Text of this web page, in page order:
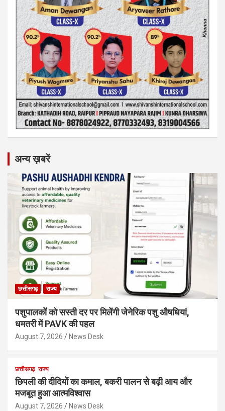
अन्य ख़बरें
छत्तीसगढ़ राज्य
पशुपालकों को सस्ती दर पर मिलेंगी जेनेरिक पशु औषधियां,
धमतरी में PAVK की पहल
August 7, 2026 News Desk
छत्तीसगढ़ राज्य
छिपली की दीदियों का कमाल, बकरी पालन से बढ़ी आय और
मजबूत हुआ आत्मविश्वास
August 7, 2026 News Desk